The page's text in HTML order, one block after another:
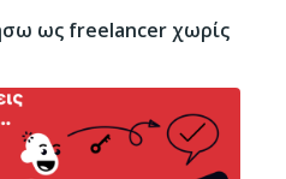
ως freelancer χωρίς